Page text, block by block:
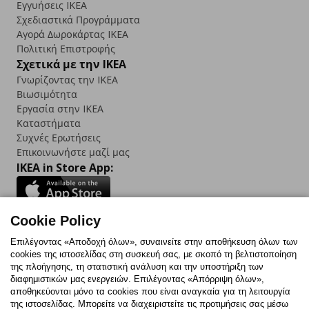
Εγγυήσεις IKEA
Σχεδιαστικά Προγράμματα
Αγορά Δωρoκάρτας IKEA
Πολιτική Επιστροφής
Σχετικά με την IKEA
Γνωρίζοντας την IKEA
Βιωσιμότητα
Εργασία στην IKEA
Καταστήματα
Συχνές Ερωτήσεις
Επικοινωνήστε μαζί μας
IKEA in Store App:
Follow us:
FacebookInstagram
TikTokYoutubePinterestTwitter
Cookie Policy
Επιλέγοντας «Αποδοχή όλων», συναινείτε στην αποθήκευση όλων των
cookies της ιστοσελίδας στη συσκευή σας, με σκοπό τη βελτιστοποίηση
της πλοήγησης, τη στατιστική ανάλυση και την υποστήριξη των
διαφημιστικών μας ενεργειών. Επιλέγοντας «Απόρριψη όλων»,
αποθηκεύονται μόνο τα cookies που είναι αναγκαία για τη λειτουργία
της ιστοσελίδας. Μπορείτε να διαχειριστείτε τις προτιμήσεις σας μέσω